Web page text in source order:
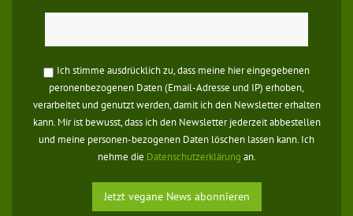
Ich stimme ausdrücklich zu, dass meine hier eingegebenen
peronenbezogenen Daten (Email-Adresse und IP) erhoben,
verarbeitet und genutzt werden, damit ich den Newsletter erhalten
kann. Mir ist bewusst, dass ich den Newsletter jederzeit abbestellen
und meine personen-bezogenen Daten löschen lassen kann. Ich
nehme die Datenschutzerklärung an.